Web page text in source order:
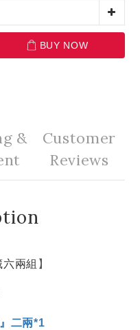
BUY NOW
&
Customer
Reviews
兩組 】
二兩*1